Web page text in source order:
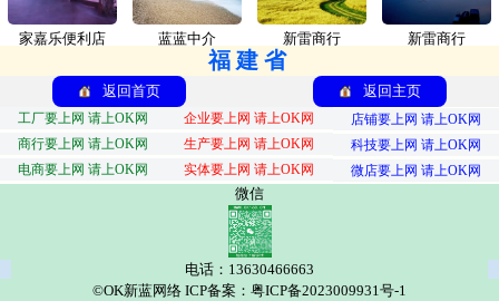
家嘉乐便利店 蓝蓝中介 新雷商行 新雷商行
福建省
返回首页 返回主页
工厂要上网 请上OK网 企业要上网 请上OK网
店铺要上网 请上OK网
商行要上网 请上OK网
生产要上网 请上OK网
科技要上网 请上OK网
电商要上网 请上OK网
实体要上网 请上OK网 微店要上网 请上OK网
微信
电话：13630466663
©OK新蓝网络 ICP备案：粤ICP备2023009931号-1